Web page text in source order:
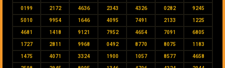
0199 2172 4636 2343 4326 0282 9245
5010 9954 1646 4095 7491 2133 1225
4681 1418 9121 7952 4654 7091 6805
1727 2811 9968 0492 8770 8075 1183
1475 4071 3324 1900 1057 8577 4658